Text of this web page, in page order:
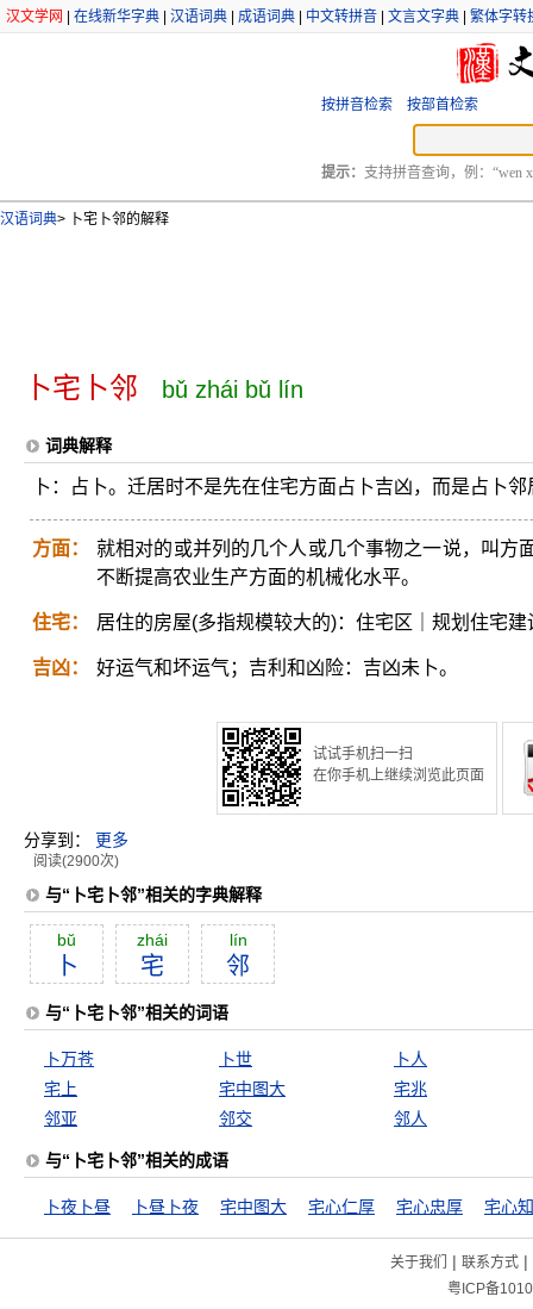
汉文学网 在线新华字典 汉语词典 成语词典 中文转拼音 文言文字典 繁体字转
按拼音检索 按部首检索
提示： 支持拼音查询，例：“wen
汉语词典> 卜宅卜邻的解释
卜宅卜邻 bǔ zhái bǔ lín
词典解释
卜：占卜。迁居时不是先在住宅方面占卜吉凶，而是占卜
方面：
就相对的或并列的几个人或几个事物之一说，叫方
不断提高农业生产方面的机械化水平。
住宅： 居住的房屋(多指规模较大的)：住宅区｜规划住宅建
吉凶： 好运气和坏运气；吉利和凶险：吉凶未卜。
试试手机扫一扫
在你手机上继续浏览此页面
分享到： 更多
阅读(2900次)
与“卜宅卜邻”相关的字典解释
bŭ
卜
zhái
宅
lín
邻
与“卜宅卜邻”相关的词语
卜万苍 卜世
卜人
宅上
宅中图大
宅兆
邻亚
邻交 邻人
与“卜宅卜邻”相关的成语
卜夜卜昼 卜昼卜夜 宅中图大 宅心仁厚 宅心忠厚 宅心
关于我们 | 联系方式|
粤ICP备